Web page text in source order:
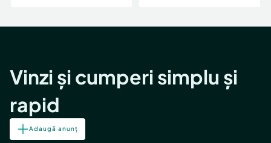
Vinzi și cumperi simplu și
rapid
Adaugă anunț